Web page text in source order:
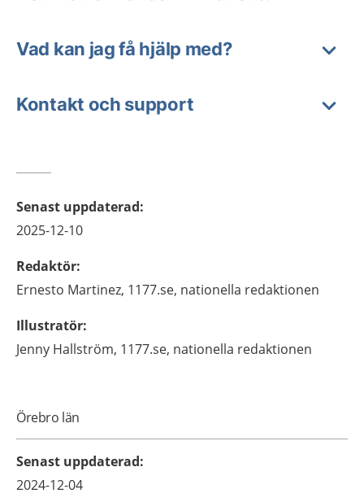
Vad kan jag få hjälp med?
Kontakt och support
Senast uppdaterad:
2025-12-10
Redaktör:
Ernesto Martinez, 1177.se, nationella redaktionen
Illustratör:
Jenny Hallström, 1177.se, nationella redaktionen
Örebro län
Senast uppdaterad:
2024-12-04